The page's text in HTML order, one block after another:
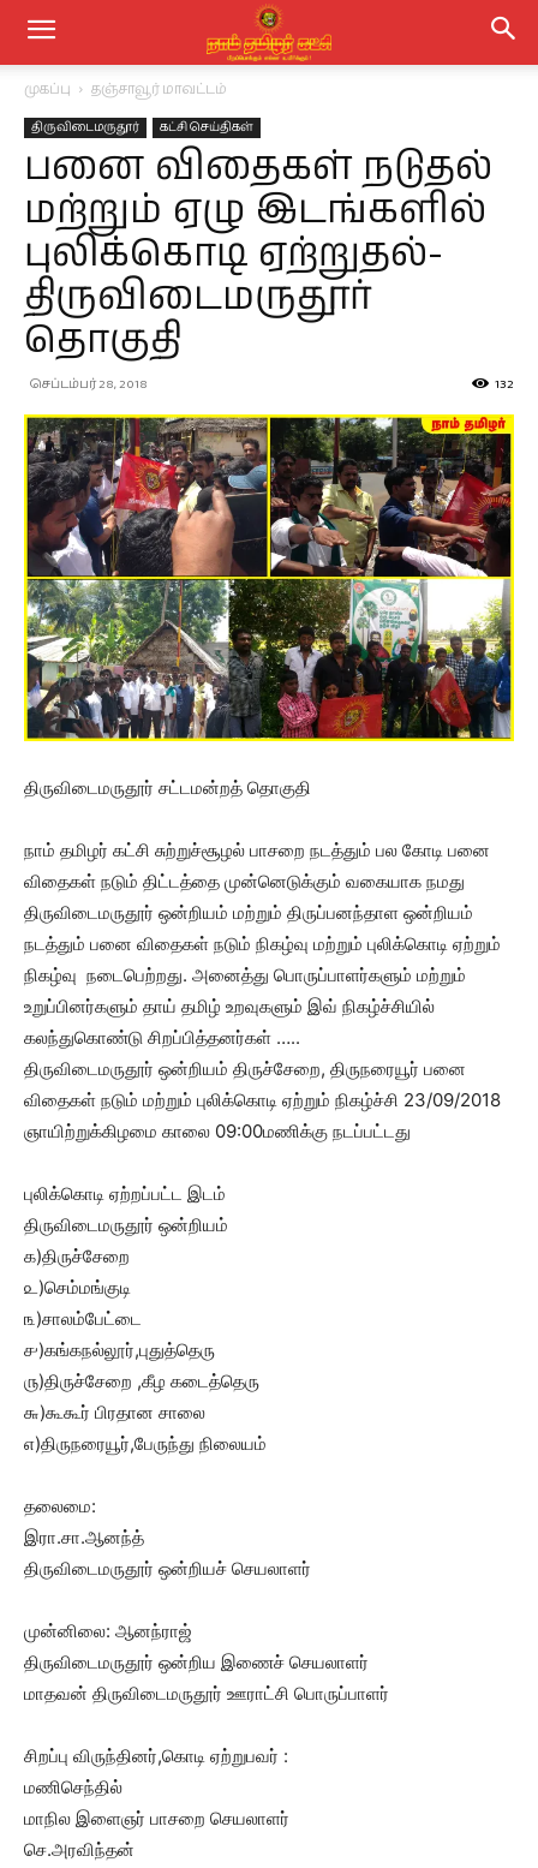
முகப்பு தஞ்சாவூர் மாவட்டம்
திருவிடைமருதூர் கட்சி செய்திகள்
பனை விதைகள் நடுதல்
மற்றும் ஏழு இடங்களில்
புலிக்கொடி ஏற்றுதல்-
திருவிடைமருதூர்
தொகுதி
செப்டம்பர் 28, 2018 132
திருவிடைமருதூர் சட்டமன்றத் தொகுதி
நாம் தமிழர் கட்சி சுற்றுச்சூழல் பாசறை நடத்தும் பல கோடி பனை
விதைகள் நடும் திட்டத்தை முன்னெடுக்கும் வகையாக நமது
திருவிடைமருதூர் ஒன்றியம் மற்றும் திருப்பனந்தாள ஒன்றியம்
நடத்தும் பனை விதைகள் நடும் நிகழ்வு மற்றும் புலிக்கொடி ஏற்றும்
நிகழ்வு நடைபெற்றது. அனைத்து பொருப்பாளர்களும் மற்றும்
உறுப்பினர்களும் தாய் தமிழ் உறவுகளும் இவ் நிகழ்ச்சியில்
கலந்துகொண்டு சிறப்பித்தனர்கள் …..
திருவிடைமருதூர் ஒன்றியம் திருச்சேறை, திருநரையூர் பனை
விதைகள் நடும் மற்றும் புலிக்கொடி ஏற்றும் நிகழ்ச்சி 23/09/2018
ஞாயிற்றுக்கிழமை காலை 09:00மணிக்கு நடப்பட்டது
புலிக்கொடி ஏற்றப்பட்ட இடம்
திருவிடைமருதூர் ஒன்றியம்
௧)திருச்சேறை
௨)செம்மங்குடி
௩)சாலம்பேட்டை
௪)கங்கநல்லூர்,புதுத்தெரு
௫)திருச்சேறை ,கீழ கடைத்தெரு
௬)கூகூர் பிரதான சாலை
௭)திருநரையூர்,பேருந்து நிலையம்
தலைமை:
இரா.சா.ஆனந்த்
திருவிடைமருதூர் ஒன்றியச் செயலாளர்
முன்னிலை: ஆனந்ராஜ்
திருவிடைமருதூர் ஒன்றிய இணைச் செயலாளர்
மாதவன் திருவிடைமருதூர் ஊராட்சி பொருப்பாளர்
சிறப்பு விருந்தினர்,கொடி ஏற்றுபவர் :
மணிசெந்தில்
மாநில இளைஞர் பாசறை செயலாளர்
செ.அரவிந்தன்